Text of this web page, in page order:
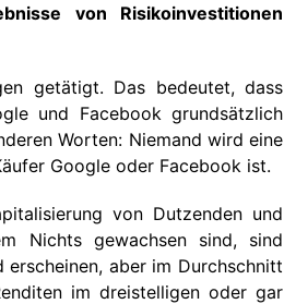
von Risikoinvestitionen
getätigt. Das bedeutet, dass
und Facebook grundsätzlich
Worten: Niemand wird eine
Google oder Facebook ist.
von Dutzenden und
Nichts gewachsen sind, sind
aber im Durchschnitt
im dreistelligen oder gar